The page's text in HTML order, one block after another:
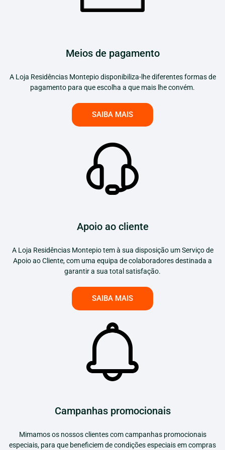
Meios de pagamento
A Loja Residências Montepio disponibiliza-lhe diferentes formas de
pagamento para que escolha a que mais lhe convém.
SAIBA MAIS
Apoio ao cliente
A Loja Residências Montepio tem à sua disposição um Serviço de
Apoio ao Cliente, com uma equipa de colaboradores destinada a
garantir a sua total satisfação.
SAIBA MAIS
Campanhas promocionais
Mimamos os nossos clientes com campanhas promocionais
especiais, para que beneficiem de condições especiais em compras